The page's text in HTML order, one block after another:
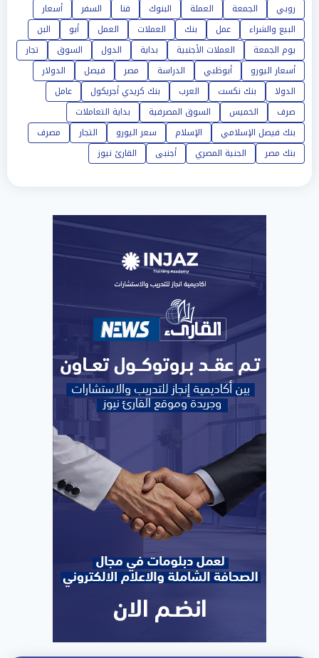
روبي
الجمعة العملة البنوك قنا السفر
أسعار
البيع والشراء
عمل بنك العملات العمل أبو
البن
يوم الجمعة
العملات الأجنبية بداية الدول السوق
تجار
أسعار اليورو
أبوظبي الدراسة مصر فيصل
الدولار
الدولا
بنك نكست العرب بنك كريدي أجريكول
عامل
صرف
الخميس السوق المصرفية
بداية التعاملات
بنك فيصل الإسلامي
الإسلام سعر اليورو التجار
مصرف
بنك مصر
الجنية المصري أجنبى القارئ نيوز